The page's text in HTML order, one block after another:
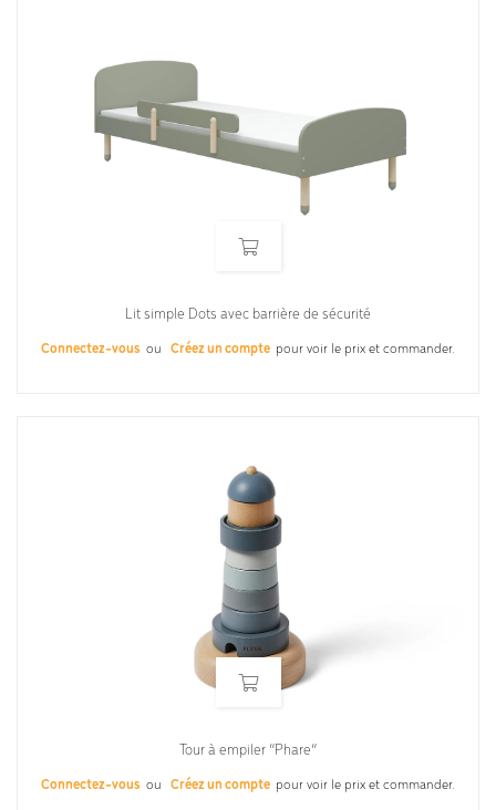
Lit simple Dots avec barrière de sécurité
Connectez-vous ou Créez un compte pour voir le prix et commander.
Tour à empiler “Phare”
Connectez-vous ou Créez un compte pour voir le prix et commander.